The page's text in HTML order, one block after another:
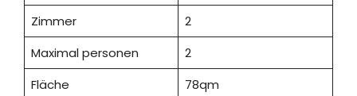
Zimmer
2
Maximal personen
2
Fläche
78qm